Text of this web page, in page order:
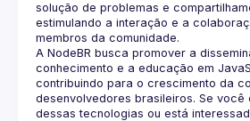
solução de problemas e
estimulando a interação e a
A NodeBR busca promover a
conhecimento e a educação em
contribuindo para o crescimento da
desenvolvedores brasileiros. Se você
dessas tecnologias ou está